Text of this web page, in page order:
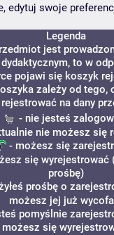
edytuj swoje
Legenda
jest
to w
pojawi się koszyk
zależy od tego,
na dany
- nie jesteś
nie możesz się
- możesz się
się wyrejestrować
prośbę)
prośbę o
możesz jej już
pomyślnie
możesz się